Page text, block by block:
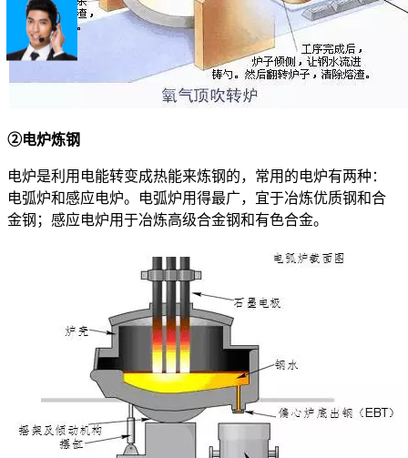
②电炉炼钢
电炉是利用电能转变成热能来炼钢的，常用的电炉有两种：
电弧炉和感应电炉。电弧炉用得最广，宜于冶炼优质钢和合
金钢；感应电炉用于冶炼高级合金钢和有色合金。